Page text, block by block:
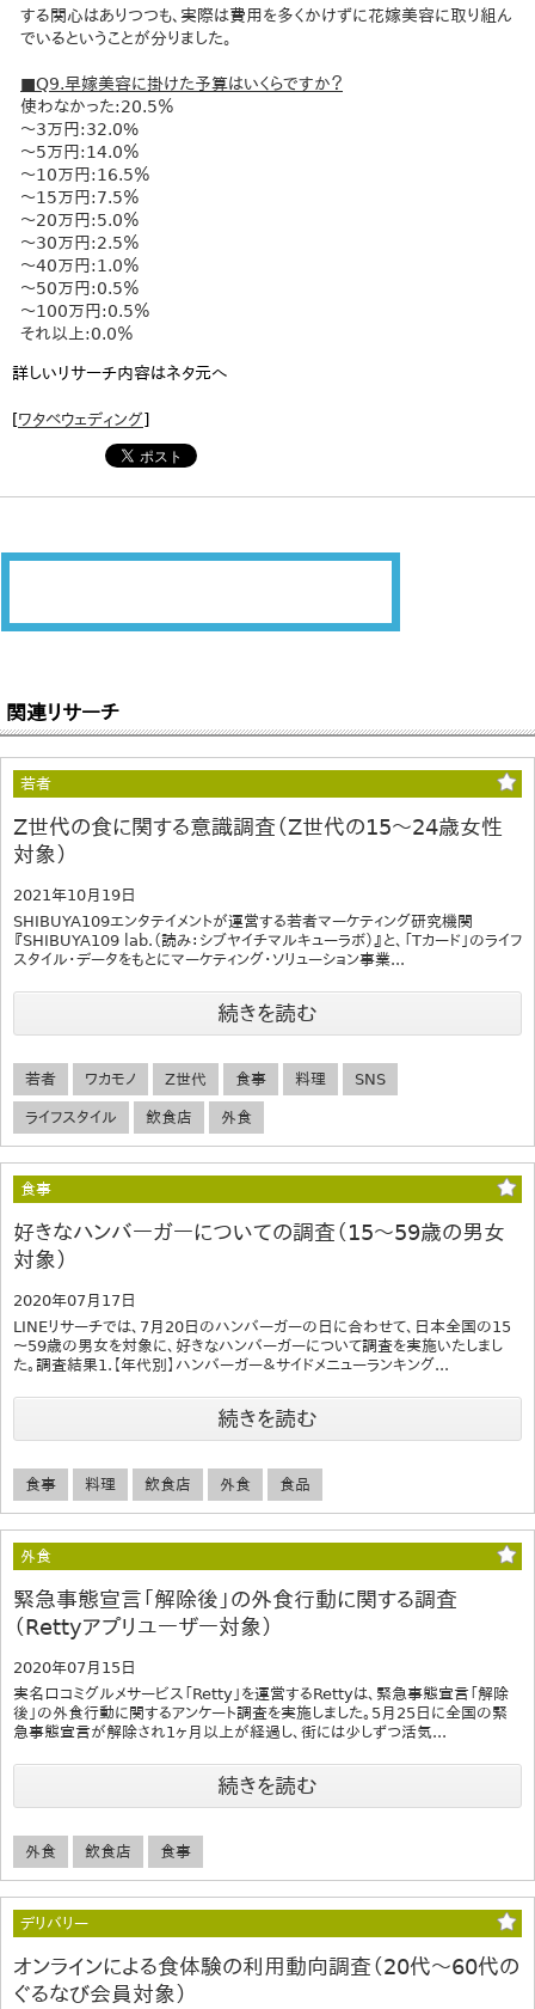
する関心はありつつも、実際は費用を多くかけずに花嫁美容に取り組ん
でいるということが分りました。
■Q9.早嫁美容に掛けた予算はいくらですか？
使わなかった:20.5％
～3万円:32.0%
～5万円:14.0％
～10万円:16.5％
～15万円:7.5％
～20万円:5.0％
～30万円:2.5％
～40万円:1.0％
～50万円:0.5％
～100万円:0.5％
それ以上:0.0％
詳しいリサーチ内容はネタ元へ
[ワタベウェディング]
関連リサーチ
若者
Z世代の食に関する意識調査（Z世代の15～24歳女性
対象）
2021年10月19日
SHIBUYA109エンタテイメントが運営する若者マーケティング研究機関
『SHIBUYA109 lab.（読み：シブヤイチマルキューラボ）』と、「Tカード」のライフ
スタイル・データをもとにマーケティング・ソリューション事業...
続きを読む
若者 ワカモノ Z世代 食事 料理 SNS
ライフスタイル 飲食店 外食
食事
好きなハンバーガーについての調査（15～59歳の男女
対象）
2020年07月17日
LINEリサーチでは、7月20日のハンバーガーの日に合わせて、日本全国の15
～59歳の男女を対象に、好きなハンバーガーについて調査を実施いたしまし
た。調査結果1.【年代別】ハンバーガー＆サイドメニューランキング...
続きを読む
食事 料理 飲食店 外食 食品
外食
緊急事態宣言「解除後」の外食行動に関する調査
（Rettyアプリユーザー対象）
2020年07月15日
実名口コミグルメサービス「Retty」を運営するRettyは、緊急事態宣言「解除
後」の外食行動に関するアンケート調査を実施しました。5月25日に全国の緊
急事態宣言が解除され1ヶ月以上が経過し、街には少しずつ活気...
続きを読む
外食 飲食店 食事
デリバリー
オンラインによる食体験の利用動向調査（20代～60代の
ぐるなび会員対象）